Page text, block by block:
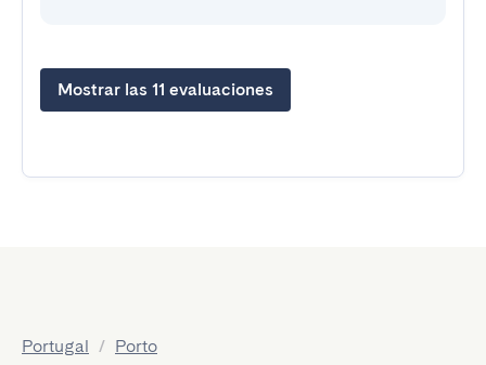
Mostrar las 11 evaluaciones
Portugal / Porto